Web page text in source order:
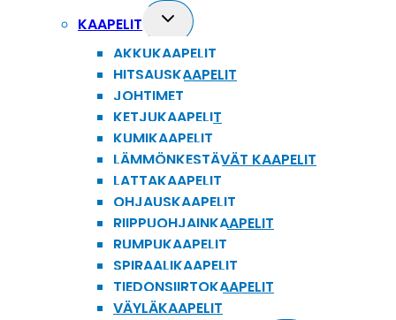
menu
KAAPELIT
Toggle
child
menu
AKKUKAAPELIT
HITSAUSKAAPELIT
JOHTIMET
KETJUKAAPELIT
KUMIKAAPELIT
LÄMMÖNKESTÄVÄT KAAPELIT
LATTAKAAPELIT
OHJAUSKAAPELIT
RIIPPUOHJAINKAAPELIT
RUMPUKAAPELIT
SPIRAALIKAAPELIT
TIEDONSIIRTOKAAPELIT
VÄYLÄKAAPELIT